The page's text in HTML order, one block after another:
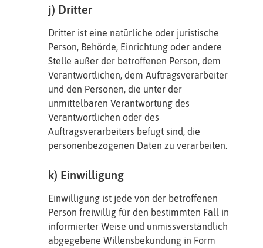
j) Dritter
Dritter ist eine natürliche oder juristische
Person, Behörde, Einrichtung oder andere
Stelle außer der betroffenen Person, dem
Verantwortlichen, dem Auftragsverarbeiter
und den Personen, die unter der
unmittelbaren Verantwortung des
Verantwortlichen oder des
Auftragsverarbeiters befugt sind, die
personenbezogenen Daten zu verarbeiten.
k) Einwilligung
Einwilligung ist jede von der betroffenen
Person freiwillig für den bestimmten Fall in
informierter Weise und unmissverständlich
abgegebene Willensbekundung in Form